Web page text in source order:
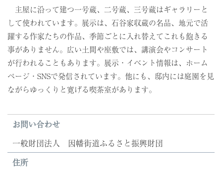
主屋に沿って建つ一号蔵、二号蔵、三号蔵はギャラリーと
して使われています。展示は、石谷家収蔵の名品、地元で活
躍する作家たちの作品、季節ごとに入れ替えてこれも飽きる
事がありません。広い土間や座敷では、講演会やコンサート
が行われることもあります。展示・イベント情報は、ホーム
ページ・SNSで発信されています。他にも、邸内には庭園を見
ながらゆっくりと寛げる喫茶室があります。
お問い合わせ
一般財団法人 因幡街道ふるさと振興財団
住所